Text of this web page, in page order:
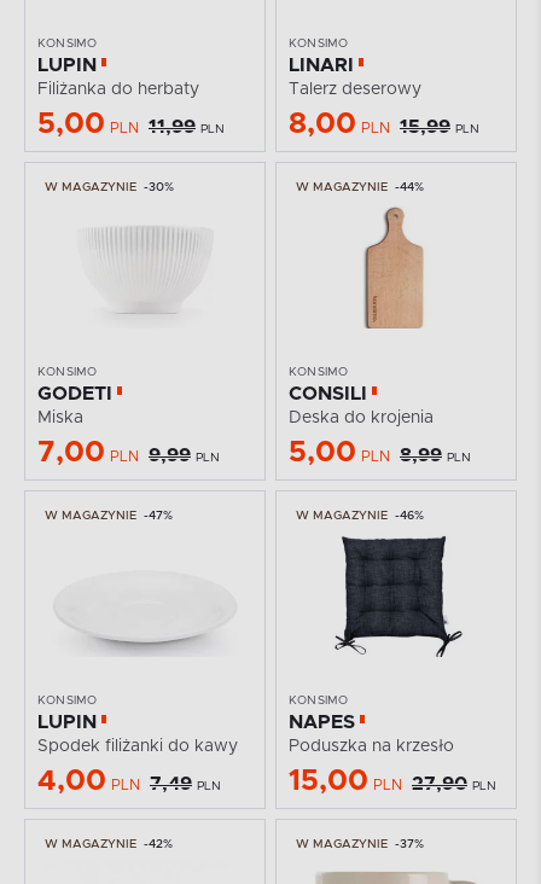
KONSIMO
LUPIN
Filiżanka do herbaty
5,00 PLN 11,99 PLN
KONSIMO
LINARI
Talerz deserowy
8,00 PLN 15,99 PLN
W MAGAZYNIE -30%
KONSIMO
GODETI
Miska
7,00 PLN 9,99 PLN
W MAGAZYNIE -44%
KONSIMO
CONSILI
Deska do krojenia
5,00 PLN 8,99 PLN
W MAGAZYNIE -47%
KONSIMO
LUPIN
Spodek filiżanki do kawy
4,00 PLN 7,49 PLN
W MAGAZYNIE -46%
KONSIMO
NAPES
Poduszka na krzesło
15,00 PLN 27,90 PLN
W MAGAZYNIE -42% W MAGAZYNIE -37%